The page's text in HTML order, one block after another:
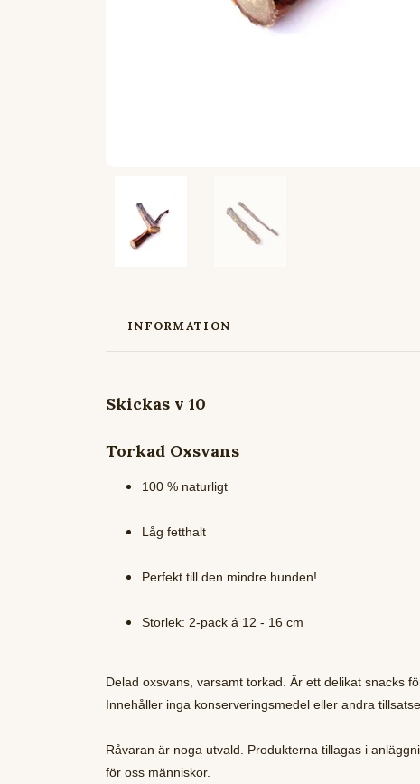
INFORMATION
Skickas v 10
Torkad Oxsvans
100 % naturligt
Låg fetthalt
Perfekt till den mindre hunden!
Storlek: 2-pack á 12 - 16 cm
Delad oxsvans, varsamt torkad. Är ett delikat snacks
Innehåller inga konserveringsmedel eller andra
Råvaran är noga utvald. Produkterna tillagas i
för oss människor.